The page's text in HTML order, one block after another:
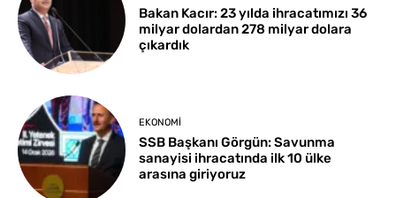
Bakan Kacır: 23 yılda ihracatımızı 36
milyar dolardan 278 milyar dolara
çıkardık
EKONOMI
SSB Başkanı Görgün: Savunma
sanayisi ihracatında ilk 10 ülke
arasına giriyoruz